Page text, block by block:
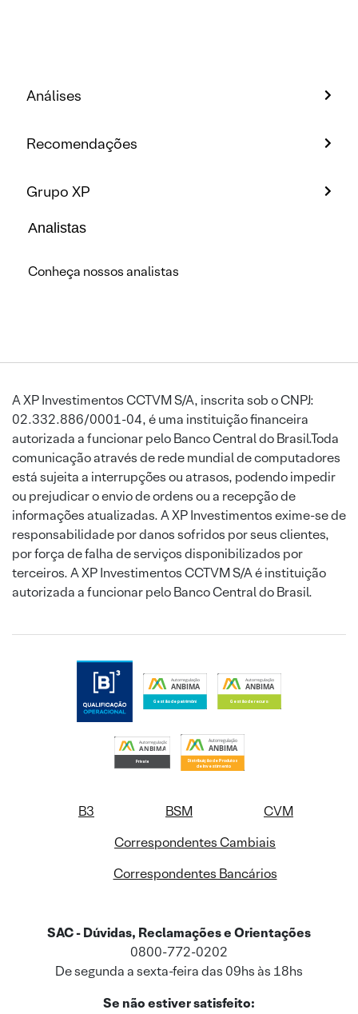
Análises
Recomendações
Grupo XP
Analistas
Conheça nossos analistas
A XP Investimentos CCTVM S/A, inscrita sob o CNPJ:
02.332.886/0001-04, é uma instituição financeira
autorizada a funcionar pelo Banco Central do Brasil.Toda
comunicação através de rede mundial de computadores
está sujeita a interrupções ou atrasos, podendo impedir
ou prejudicar o envio de ordens ou a recepção de
informações atualizadas. A XP Investimentos exime-se de
responsabilidade por danos sofridos por seus clientes,
por força de falha de serviços disponibilizados por
terceiros. A XP Investimentos CCTVM S/A é instituição
autorizada a funcionar pelo Banco Central do Brasil.
B3 BSM
CVM
Correspondentes Cambiais
Correspondentes Bancários
SAC - Dúvidas, Reclamações e Orientações
0800-772-0202
De segunda a sexta-feira das 09hs às 18hs
Se não estiver satisfeito: